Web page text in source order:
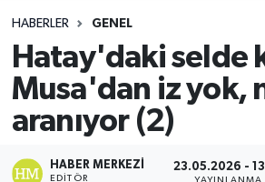
HABERLER GENEL
Hatay'daki selde
Musa'dan iz yok,
aranıyor (2)
HABER MERKEZI
EDITÖR
23.05.2026 -
Asayiş
Bilim ve Teknoloji
Çevre
Süper Lig Puan Durumu ve
Tüm Manşetler
Son Dakika Haberleri